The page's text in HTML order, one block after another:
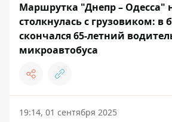
Маршрутка "Днепр – Одесса"
столкнулась с грузовиком: в
скончался 65-летний
микроавтобуса
19:14, 01 сентября 2025